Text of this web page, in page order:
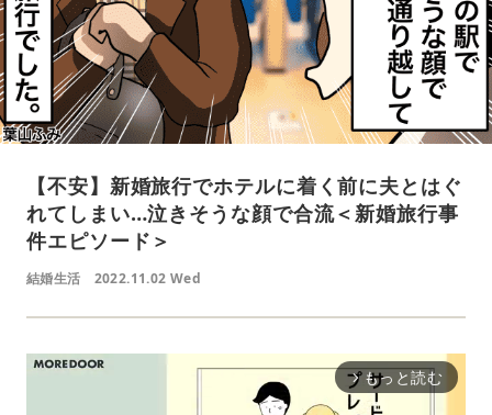
【不安】新婚旅行でホテルに着く前に夫とはぐ
れてしまい…泣きそうな顔で合流＜新婚旅行事
件エピソード＞
結婚生活 2022.11.02 Wed
arrow_forward_ios もっと読む